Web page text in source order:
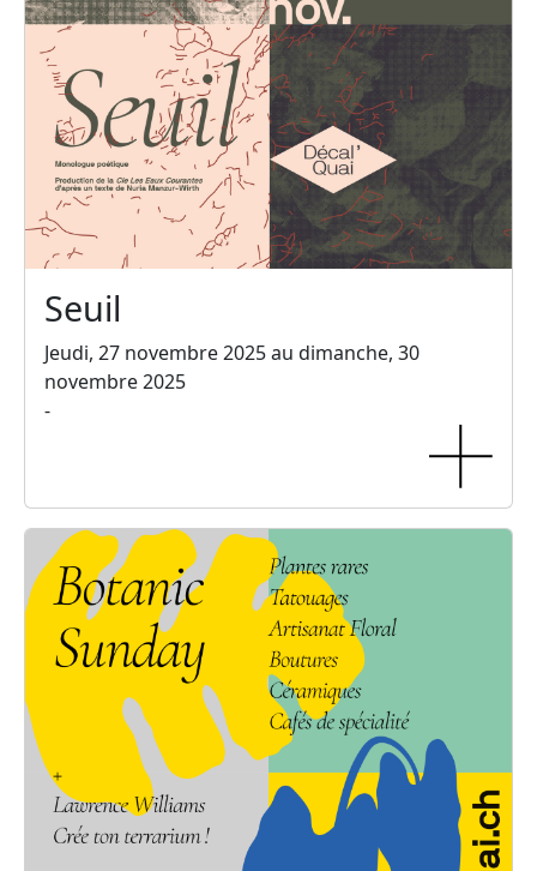
Seuil
Jeudi, 27 novembre 2025 au dimanche, 30
novembre 2025
-